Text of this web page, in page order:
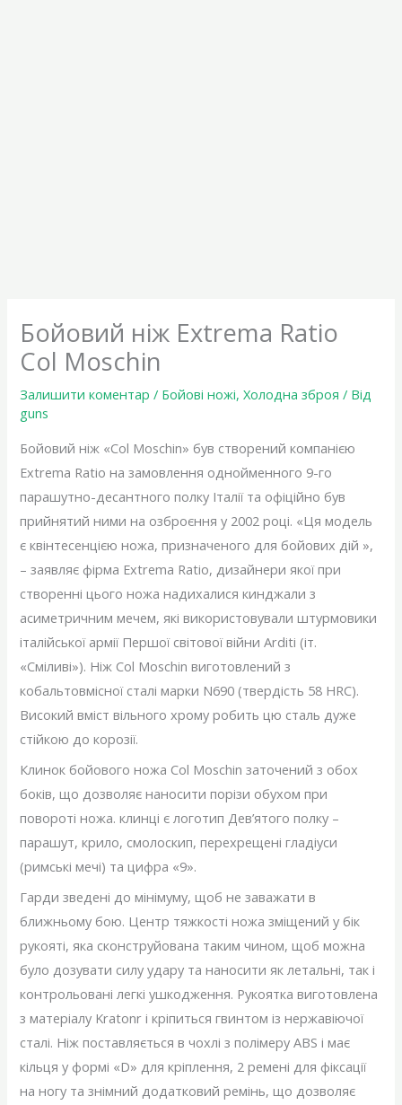
Бойовий ніж Extrema Ratio
Col Moschin
Залишити коментар / Бойові ножі,Холодна зброя / Від
guns
Бойовий ніж «Col Moschin» був створений компанією
Extrema Ratio на замовлення однойменного 9-го
парашутно-десантного полку Італії та офіційно був
прийнятий ними на озброєння у 2002 році. «Ця модель
є квінтесенцією ножа, призначеного для бойових дій »,
– заявляє фірма Extrema Ratio, дизайнери якої при
створенні цього ножа надихалися кинджали з
асиметричним мечем, які використовували штурмовики
італійської армії Першої світової війни Arditi (іт.
«Сміливі»). Ніж Col Moschin виготовлений з
кобальтовмісної сталі марки N690 (твердість 58 HRC).
Високий вміст вільного хрому робить цю сталь дуже
стійкою до корозії.
Клинок бойового ножа Col Moschin заточений з обох
боків, що дозволяє наносити порізи обухом при
повороті ножа. клинці є логотип Дев’ятого полку –
парашут, крило, смолоскип, перехрещені гладіуси
(римські мечі) та цифра «9».
Гарди зведені до мінімуму, щоб не заважати в
ближньому бою. Центр тяжкості ножа зміщений у бік
рукояті, яка сконструйована таким чином, щоб можна
було дозувати силу удару та наносити як летальні, так і
контрольовані легкі ушкодження. Рукоятка виготовлена ​​
з матеріалу Kratonr і кріпиться гвинтом із нержавіючої
сталі. Ніж поставляється в чохлі з полімеру ABS і має
кільця у формі «D» для кріплення, 2 ремені для фіксації
на ногу та знімний додатковий ремінь, що дозволяє